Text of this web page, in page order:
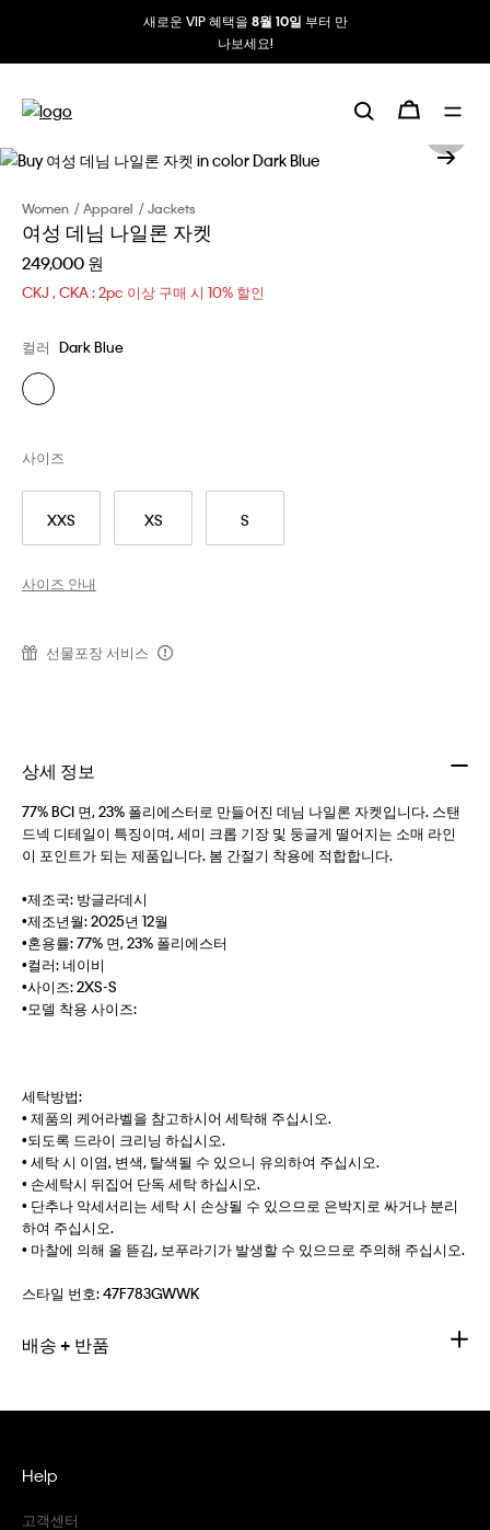
새로운 VIP 혜택을 8월 10일 부터 만
나보세요!
Women Apparel Jackets
여성 데님 나일론 자켓
249,000 원
CKJ , CKA : 2pc 이상 구매 시 10% 할인
컬러 Dark Blue
XXS XS S
사이즈
사이즈 안내
선물포장 서비스
상세 정보
77% BCI 면, 23% 폴리에스터로 만들어진 데님 나일론 자켓입니다. 스탠
드넥 디테일이 특징이며, 세미 크롭 기장 및 둥글게 떨어지는 소매 라인
이 포인트가 되는 제품입니다. 봄 간절기 착용에 적합합니다.
•제조국: 방글라데시
•제조년월: 2025년 12월
•혼용률: 77% 면, 23% 폴리에스터
•컬러: 네이비
•사이즈: 2XS-S
•모델 착용 사이즈:
세탁방법:
• 제품의 케어라벨을 참고하시어 세탁해 주십시오.
•되도록 드라이 크리닝 하십시오.
• 세탁 시 이염, 변색, 탈색될 수 있으니 유의하여 주십시오.
• 손세탁시 뒤집어 단독 세탁 하십시오.
• 단추나 악세서리는 세탁 시 손상될 수 있으므로 은박지로 싸거나 분리
하여 주십시오.
• 마찰에 의해 올 뜯김, 보푸라기가 발생할 수 있으므로 주의해 주십시오.
스타일 번호:47F783GWWK
배송 + 반품
Help
고객센터